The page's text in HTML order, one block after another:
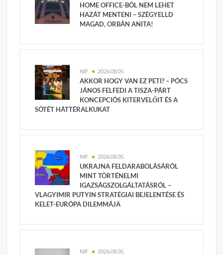
HOME OFFICE-BÓL NEM LEHET
HAZÁT MENTENI – SZÉGYELLD
MAGAD, ORBÁN ANITA!
NIF 2026.08.05.
AKKOR HOGY VAN EZ PETI? – PÓCS
JÁNOS FELFEDI A TISZA-PÁRT
KONCEPCIÓS KITERVELŐIT ÉS A
SÖTÉT HÁTTÉRALKUKAT
NIF 2026.08.05.
UKRAJNA FELDARABOLÁSÁRÓL
MINT TÖRTÉNELMI
IGAZSÁGSZOLGÁLTATÁSRÓL –
VLAGYIMIR PUTYIN STRATÉGIAI BEJELENTÉSE ÉS
KELET-EURÓPA DILEMMÁJA
NIF 2026.08.05.